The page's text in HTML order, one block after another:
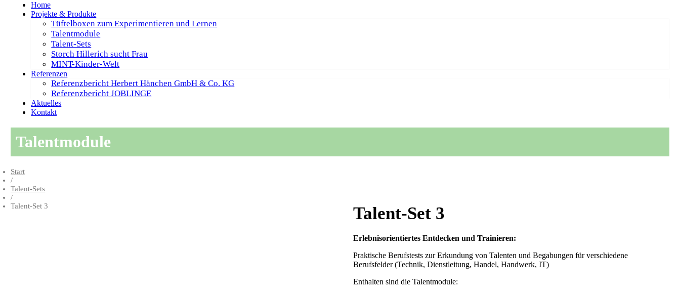
Home
Projekte & Produkte
Tüftelboxen zum Experimentieren und Lernen
Talentmodule
Talent-Sets
Storch Hillerich sucht Frau
MINT-Kinder-Welt
Referenzen
Referenzbericht Herbert Hänchen GmbH & Co. KG
Referenzbericht JOBLINGE
Aktuelles
Kontakt
Talentmodule
Start
/
Talent-Sets
/
Talent-Set 3
Talent-Set 3
Erlebnisorientiertes Entdecken und Trainieren:
Praktische Berufstests zur Erkundung von Talenten und Begabungen für verschiedene
Berufsfelder (Technik, Dienstleitung, Handel, Handwerk, IT)
Enthalten sind die Talentmodule: